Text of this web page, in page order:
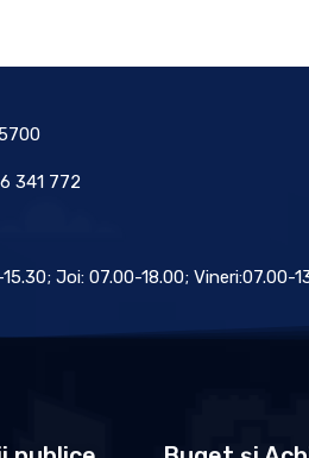
341 772
Joi: 07.00-18.00; Vineri:07.00-